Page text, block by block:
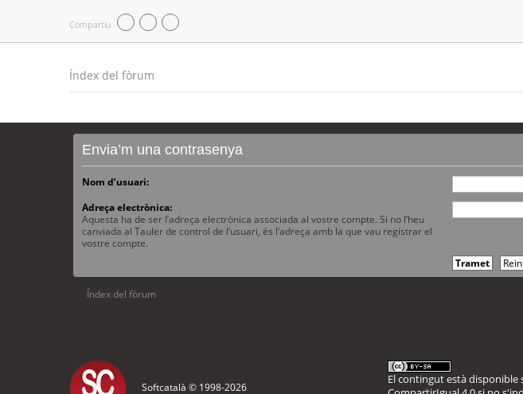
Compartiu
Índex del fòrum
Envia’m una contrasenya
Nom d’usuari:
Adreça electrònica:
Aquesta ha de ser l’adreça electrònica associada al vostre compte. Si no l’heu
canviada al Tauler de control de l’usuari, és l’adreça amb la que vau registrar el
vostre compte.
Índex del fòrum
Softcatalà © 1998-2026
El contingut està disponible